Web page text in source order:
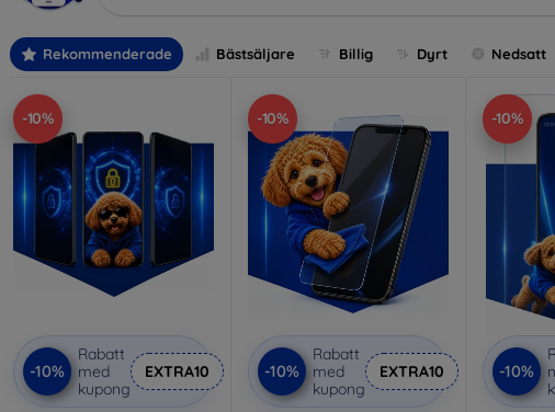
Rekommenderade Bästsäljare Billig Dyrt Nedsatt
-10%
-10%
Rabatt
med
kupong
EXTRA10
-10%
-10%
Rabatt
med
kupong
EXTRA10
-10%
-10%